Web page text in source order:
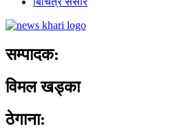
सम्पादक:
विमल खड्का
ठेगाना: